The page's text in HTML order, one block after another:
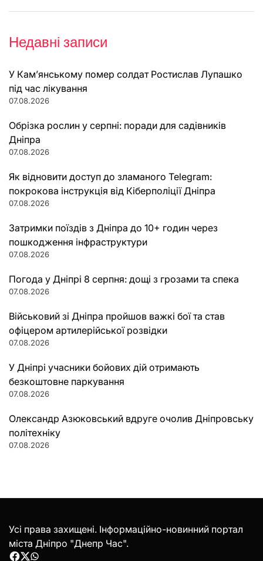
Недавні записи
У Кам’янському помер солдат Ростислав Лупашко
під час лікування
07.08.2026
Обрізка рослин у серпні: поради для садівників
Дніпра
07.08.2026
Як відновити доступ до зламаного Telegram:
покрокова інструкція від Кіберполіції Дніпра
07.08.2026
Затримки поїздів з Дніпра до 10+ годин через
пошкодження інфраструктури
07.08.2026
Погода у Дніпрі 8 серпня: дощі з грозами та спека
07.08.2026
Військовий зі Дніпра пройшов важкі бої та став
офіцером артилерійської розвідки
07.08.2026
У Дніпрі учасники бойових дій отримають
безкоштовне паркування
07.08.2026
Олександр Азюковський вдруге очолив Дніпровську
політехніку
07.08.2026
Усі права захищені. Інформаційно-новинний портал
міста Дніпро "Днепр Час".